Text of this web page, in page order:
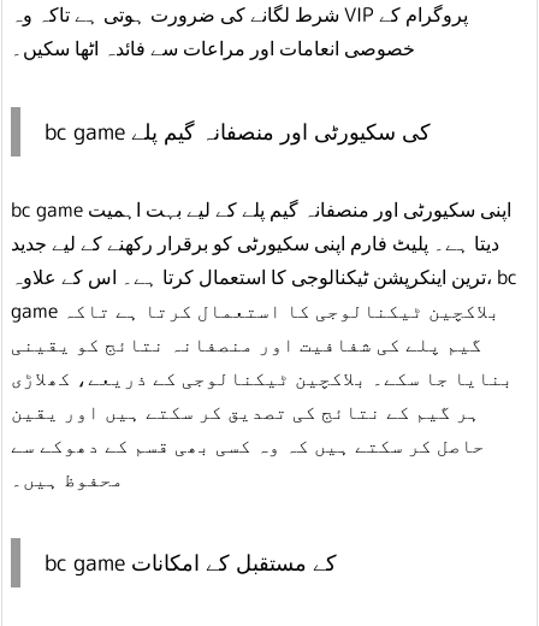
شرط لگانے کی ضرورت ہوتی ہے تاکہ وہ VIP پروگرام کے
خصوصی انعامات اور مراعات سے فائدہ اٹھا سکیں۔
bc game کی سکیورٹی اور منصفانہ گیم پلے
bc game اپنی سکیورٹی اور منصفانہ گیم پلے کے لیے بہت اہمیت
دیتا ہے۔ پلیٹ فارم اپنی سکیورٹی کو برقرار رکھنے کے لیے جدید
ترین اینکرپشن ٹیکنالوجی کا استعمال کرتا ہے۔ اس کے علاوہ، bc
game بلاکچین ٹیکنالوجی کا استعمال کرتا ہے تاکہ
گیم پلے کی شفافیت اور منصفانہ نتائج کو یقینی
بنایا جا سکے۔ بلاکچین ٹیکنالوجی کے ذریعے، کھلاڑی
ہر گیم کے نتائج کی تصدیق کر سکتے ہیں اور یقین
حاصل کر سکتے ہیں کہ وہ کسی بھی قسم کے دھوکے سے
محفوظ ہیں۔
bc game کے مستقبل کے امکانات